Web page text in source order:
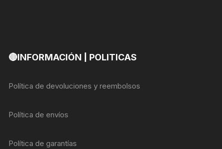
🔴INFORMACIÓN | POLITICAS
Política de devoluciones y reembolsos
Política de envíos
Política de garantías